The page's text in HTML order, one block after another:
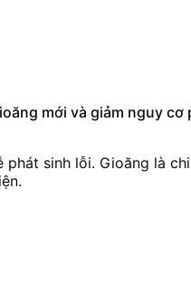
mới và giảm nguy cơ
phát sinh lỗi. Gioăng là